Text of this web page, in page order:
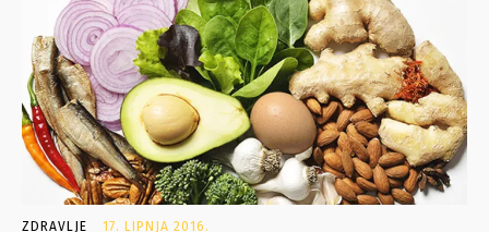
ZDRAVLJE 17. LIPNJA 2016.